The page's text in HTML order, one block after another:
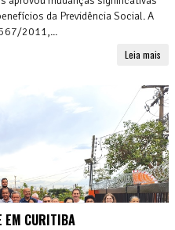
da Previdência Social. A
2011,...
Leia mais
EM CURITIBA